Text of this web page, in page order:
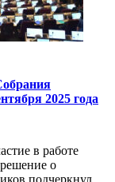
2025 года
в работе
о